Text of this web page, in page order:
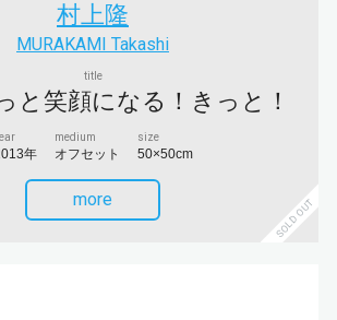
村上隆
MURAKAMI Takashi
title
と笑顔になる！きっと！
年
medium
オフセット
size
50×50cm
SOLD OUT
more